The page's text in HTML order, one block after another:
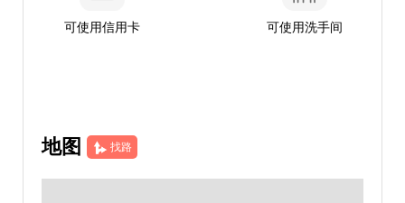
可使用信用卡 可使用洗手间
地图 找路